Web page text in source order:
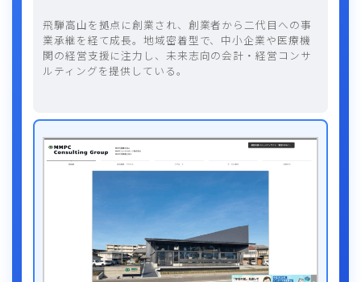
飛騨高山を拠点に創業され、創業者から二代目への事
業承継を経て成長。地域密着型で、中小企業や医療機
関の経営支援に注力し、未来志向の会計・経営コンサ
ルティングを提供している。